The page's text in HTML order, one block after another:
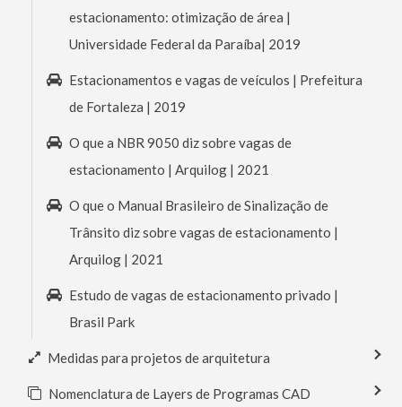
estacionamento: otimização de área |
Universidade Federal da Paraíba| 2019
Estacionamentos e vagas de veículos | Prefeitura
de Fortaleza | 2019
O que a NBR 9050 diz sobre vagas de
estacionamento | Arquilog | 2021
O que o Manual Brasileiro de Sinalização de
Trânsito diz sobre vagas de estacionamento |
Arquilog | 2021
Estudo de vagas de estacionamento privado |
Brasil Park
Medidas para projetos de arquitetura
Nomenclatura de Layers de Programas CAD